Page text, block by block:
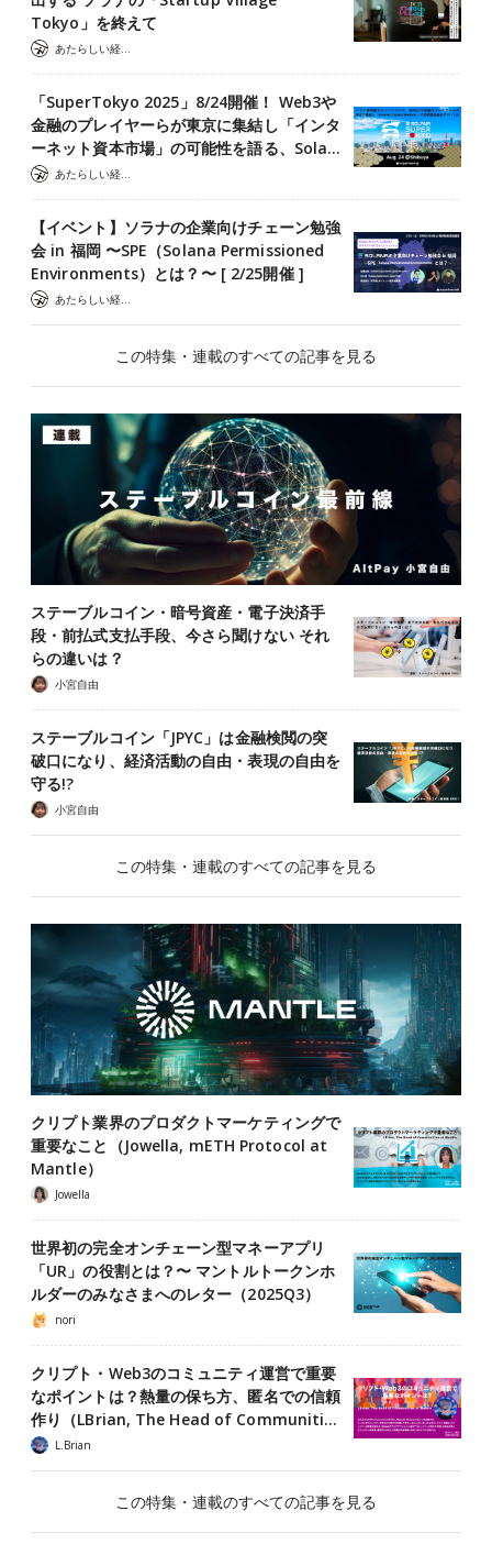
Tokyo」を終えて
あたらしい経済 編集部
「SuperTokyo 2025」8/24開催！ Web3や
金融のプレイヤーらが東京に集結し「インタ
ーネット資本市場」の可能性を語る、Sola…
あたらしい経済 編集部
【イベント】ソラナの企業向けチェーン勉強
会 in 福岡 〜SPE（Solana Permissioned
Environments）とは？〜 [ 2/25開催 ]
あたらしい経済 編集部
この特集・連載のすべての記事を見る
ステーブルコイン・暗号資産・電子決済手
段・前払式支払手段、今さら聞けない それ
らの違いは？
小宮自由
ステーブルコイン「JPYC」は金融検閲の突
破口になり、経済活動の自由・表現の自由を
守る!?
小宮自由
この特集・連載のすべての記事を見る
クリプト業界のプロダクトマーケティングで
重要なこと（Jowella, mETH Protocol at
Mantle）
Jowella
世界初の完全オンチェーン型マネーアプリ
「UR」の役割とは？〜 マントルトークンホ
ルダーのみなさまへのレター（2025Q3）
nori
クリプト・Web3のコミュニティ運営で重要
なポイントは？熱量の保ち方、匿名での信頼
作り（LBrian, The Head of Communiti…
L.Brian
この特集・連載のすべての記事を見る